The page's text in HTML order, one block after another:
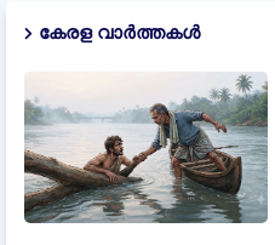
കേരള വാർത്തകൾ